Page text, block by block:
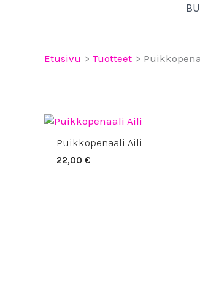
Etusivu Tuotteet
Puikkopenaali Aili
22,00€